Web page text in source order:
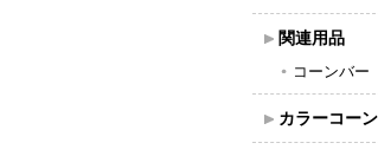
関連用品
コーンバー
カラーコー